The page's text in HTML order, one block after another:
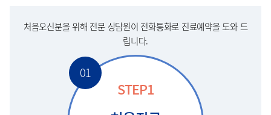
처음오신분을 위해 전문 상담원이 전화통화로 진료예약을 도와 드
립니다.
01
STEP1